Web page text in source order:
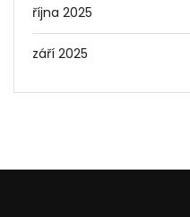
října 2025
září 2025